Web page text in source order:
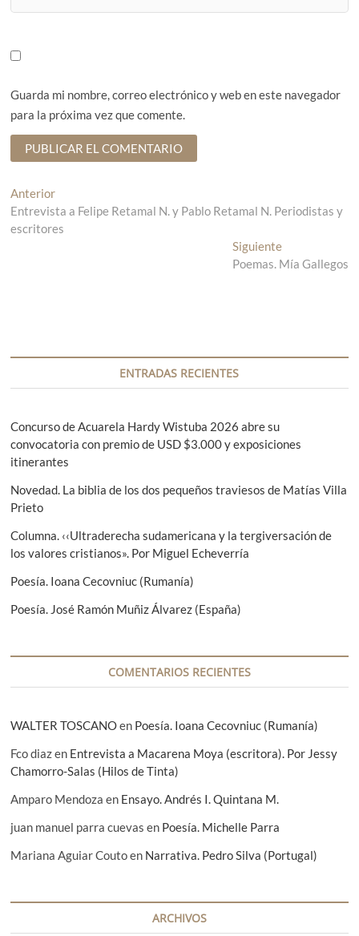
Guarda mi nombre, correo electrónico y web en este navegador
para la próxima vez que comente.
N
a
c
n
d
e
e
n
t
r
a
a
s
Anterior
n
t
r
o
r
:
Entrevista a Felipe Retamal N. y Pablo Retamal N. Periodistas y
escritores
SiguienteE
n
i
i
t
Poemas. Mía Gallegos
ENTRADAS RECIENTES
Concurso de Acuarela Hardy Wistuba 2026 abre su
convocatoria con premio de USD $3.000 y exposiciones
itinerantes
Novedad. La biblia de los dos pequeños traviesos de Matías Villa
Prieto
Columna. ‹‹Ultraderecha sudamericana y la tergiversación de
los valores cristianos». Por Miguel Echeverría
Poesía. Ioana Cecovniuc (Rumanía)
Poesía. José Ramón Muñiz Álvarez (España)
COMENTARIOS RECIENTES
WALTER TOSCANOen Poesía. Ioana Cecovniuc (Rumanía)
Fco diazen Entrevista a Macarena Moya (escritora). Por Jessy
Chamorro-Salas (Hilos de Tinta)
Amparo Mendoza en Ensayo. Andrés I. Quintana M.
juan manuel parra cuevas en Poesía. Michelle Parra
Mariana Aguiar Coutoen Narrativa. Pedro Silva (Portugal)
ARCHIVOS